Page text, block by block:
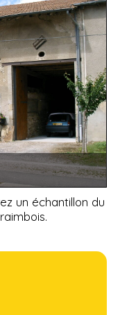
un échantillon du